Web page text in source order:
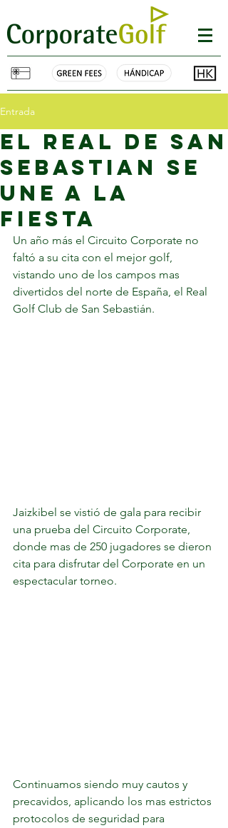
Entrada
el real de san
sebastian se
une a la
fiesta
Un año más el Circuito Corporate no
faltó a su cita con el mejor golf,
vistando uno de los campos mas
divertidos del norte de España, el Real
Golf Club de San Sebastián.
Jaizkibel se vistió de gala para recibir
una prueba del Circuito Corporate,
donde mas de 250 jugadores se dieron
cita para disfrutar del Corporate en un
espectacular torneo.
Continuamos siendo muy cautos y
precavidos, aplicando los mas estrictos
protocolos de seguridad para